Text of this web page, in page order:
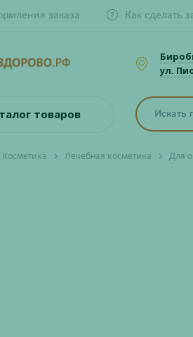
заказа Как сделать
ул.
товаров
Косметика Лечебная косметика Для